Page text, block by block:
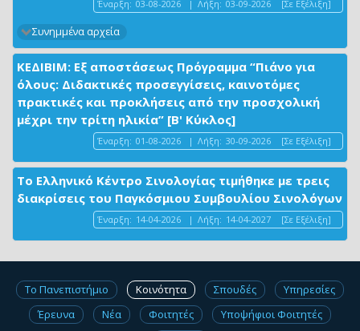
Έναρξη: 03-08-2026 | Λήξη: 03-09-2026 [Σε Εξέλιξη]
Συνημμένα αρχεία
ΚΕΔΙΒΙΜ: Εξ αποστάσεως Πρόγραμμα “Πιάνο για
όλους: Διδακτικές προσεγγίσεις, καινοτόμες
πρακτικές και προκλήσεις από την προσχολική
μέχρι την τρίτη ηλικία” [Β' Κύκλος]
Έναρξη: 01-08-2026 | Λήξη: 30-09-2026 [Σε Εξέλιξη]
Το Ελληνικό Κέντρο Σινολογίας τιμήθηκε με τρεις
διακρίσεις του Παγκόσμιου Συμβουλίου Σινολόγων
Έναρξη: 14-04-2026 | Λήξη: 14-04-2027 [Σε Εξέλιξη]
Το Πανεπιστήμιο Κοινότητα Σπουδές
Υπηρεσίες
Έρευνα
Νέα Φοιτητές
Υποψήφιοι Φοιτητές